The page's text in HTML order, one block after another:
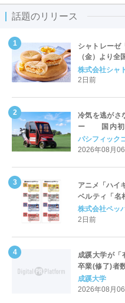
話題のリリース
シャトレーゼ
（金）より
株式会社シャ
2日前
冷気を逃がさ
ー 国内初
Cart（エア
パシフィック
2026年08月
アニメ「ハイ
ベルティ「名
対応について
株式会社ペッ
2日前
成蹊大学が「
卒業(修了)者
全国第1位を
4.3pt）に伸長
成蹊大学
2026年08月